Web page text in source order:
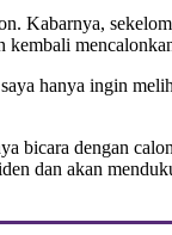
Kabarnya,
kembali
hanya ingin
bicara dengan
dan akan